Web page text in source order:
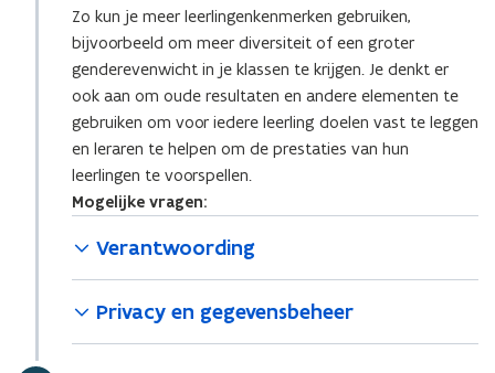
Zo kun je meer leerlingenkenmerken gebruiken,
bijvoorbeeld om meer diversiteit of een groter
genderevenwicht in je klassen te krijgen. Je denkt er
ook aan om oude resultaten en andere elementen te
gebruiken om voor iedere leerling doelen vast te leggen
en leraren te helpen om de prestaties van hun
leerlingen te voorspellen.
Mogelijke vragen:
Verantwoording
Privacy en gegevensbeheer